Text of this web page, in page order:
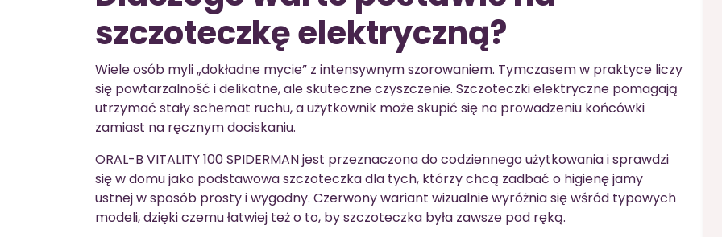
szczoteczkę elektryczną?
Wiele osób myli „dokładne mycie” z intensywnym szorowaniem. Tymczasem w praktyce liczy
się powtarzalność i delikatne, ale skuteczne czyszczenie. Szczoteczki elektryczne pomagają
utrzymać stały schemat ruchu, a użytkownik może skupić się na prowadzeniu końcówki
zamiast na ręcznym dociskaniu.
ORAL-B VITALITY 100 SPIDERMAN jest przeznaczona do codziennego użytkowania i sprawdzi
się w domu jako podstawowa szczoteczka dla tych, którzy chcą zadbać o higienę jamy
ustnej w sposób prosty i wygodny. Czerwony wariant wizualnie wyróżnia się wśród typowych
modeli, dzięki czemu łatwiej też o to, by szczoteczka była zawsze pod ręką.